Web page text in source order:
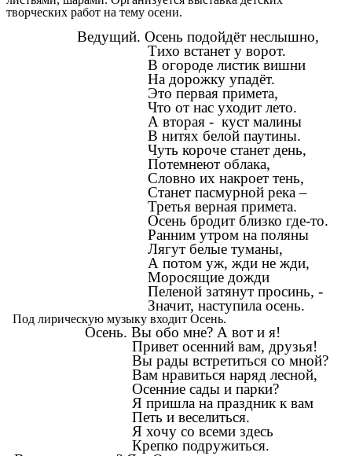
творческих работ на тему осени.
Ведущий. Осень подойдёт неслышно,
Тихо встанет у ворот.
В огороде листик вишни
На дорожку упадёт.
Это первая примета,
Что от нас уходит лето.
А вторая - куст малины
В нитях белой паутины.
Чуть короче станет день,
Потемнеют облака,
Словно их накроет тень,
Станет пасмурной река –
Третья верная примета.
Осень бродит близко где-то.
Ранним утром на поляны
Лягут белые туманы,
А потом уж, жди не жди,
Моросящие дожди
Пеленой затянут просинь, -
Значит, наступила осень.
Под лирическую музыку входит Осень.
Осень. Вы обо мне? А вот и я!
Привет осенний вам, друзья!
Вы рады встретиться со мной?
Вам нравиться наряд лесной,
Осенние сады и парки?
Я пришла на праздник к вам
Петь и веселиться.
Я хочу со всеми здесь
Крепко подружиться.